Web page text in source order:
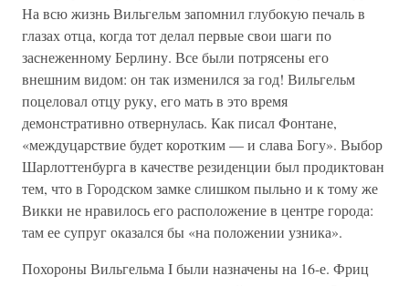
На всю жизнь Вильгельм запомнил глубокую печаль в
глазах отца, когда тот делал первые свои шаги по
заснеженному Берлину. Все были потрясены его
внешним видом: он так изменился за год! Вильгельм
поцеловал отцу руку, его мать в это время
демонстративно отвернулась. Как писал Фонтане,
«междуцарствие будет коротким — и слава Богу». Выбор
Шарлоттенбурга в качестве резиденции был продиктован
тем, что в Городском замке слишком пыльно и к тому же
Викки не нравилось его расположение в центре города:
там ее супруг оказался бы «на положении узника».
Похороны Вильгельма I были назначены на 16-е. Фриц